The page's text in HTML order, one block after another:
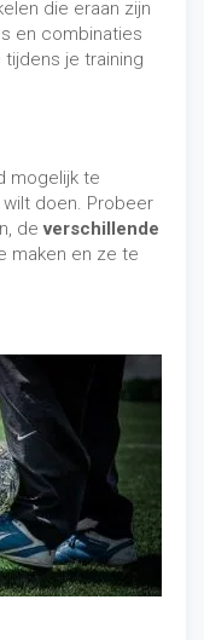
die eraan zijn
en combinaties
je training
mogelijk te
doen. Probeer
deverschillende
maken en ze te